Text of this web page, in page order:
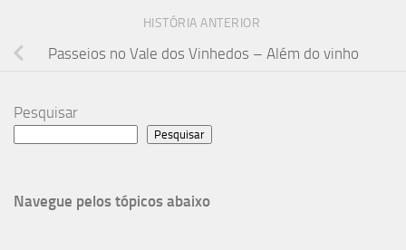
HISTÓRIA ANTERIOR
Passeios no Vale dos Vinhedos – Além do vinho
Pesquisar
Pesquisar
Navegue pelos tópicos abaixo